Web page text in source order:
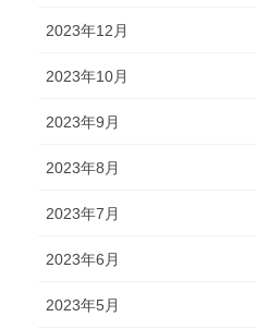
2023年12月
2023年10月
2023年9月
2023年8月
2023年7月
2023年6月
2023年5月